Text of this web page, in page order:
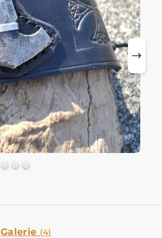
Galerie (4)